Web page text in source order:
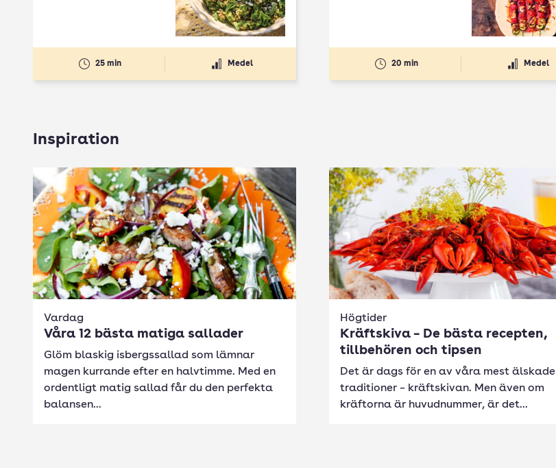
25 min Medel 20 min Medel
Inspiration
Vardag
Våra 12 bästa matiga sallader
Glöm blaskig isbergssallad som lämnar
magen kurrande efter en halvtimme. Med en
ordentligt matig sallad får du den perfekta
balansen...
Högtider
Kräftskiva – De bästa recepten,
tillbehören och tipsen
Det är dags för en av våra mest älskade
traditioner – kräftskivan. Men även om
kräftorna är huvudnummer, är det...